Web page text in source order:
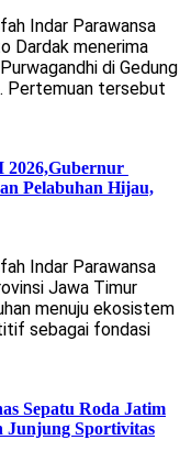
Indar Parawansa
Dardak menerima
di Gedung
Pertemuan tersebut
2026,Gubernur
Pelabuhan Hijau,
Indar Parawansa
Jawa Timur
menuju ekosistem
sebagai fondasi
Sepatu Roda Jatim
Junjung Sportivitas